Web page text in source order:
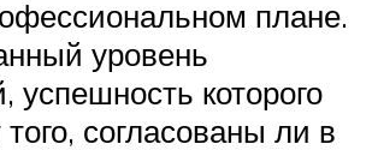
плане.
уровень
успешность которого
согласованы ли в